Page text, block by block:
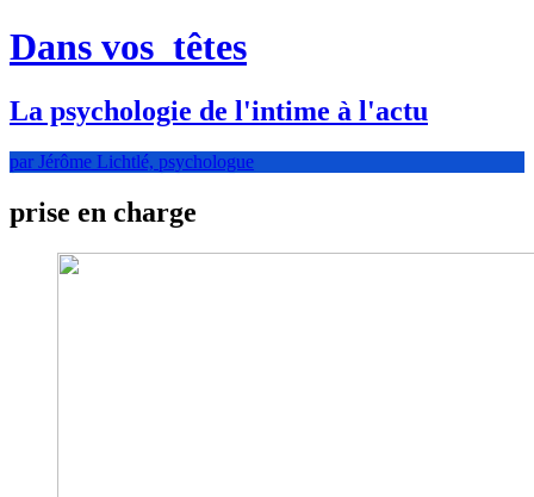
Dans vos têtes
La psychologie de l'intime à l'actu
par Jérôme Lichtlé, psychologue
prise en charge